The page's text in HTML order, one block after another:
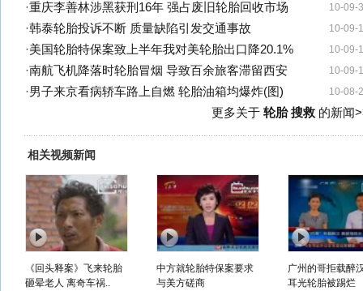
10-09-
·重庆李善林涉黑获刑16年 强占废旧轮胎回收市场
10-09-
·韩泰轮胎投诉不断 质量缺陷引发交通事故
10-09-
·美国轮胎特保案致上半年我对美轮胎出口降20.1%
10-09-
·南航飞机降落时轮胎冒烟 导致百余旅客滞留西安
10-08-
·男子来京看病轿车路上自燃 轮胎油箱均爆炸(图)
更多关于 轮胎 搜救的新闻
相关视频新闻
《回头释案》飞来轮胎
砸晕老人 离奇车祸..
中方就轮胎特保案要求
与美方磋商
广州的哥拒载醉
耳光轮胎被踢烂